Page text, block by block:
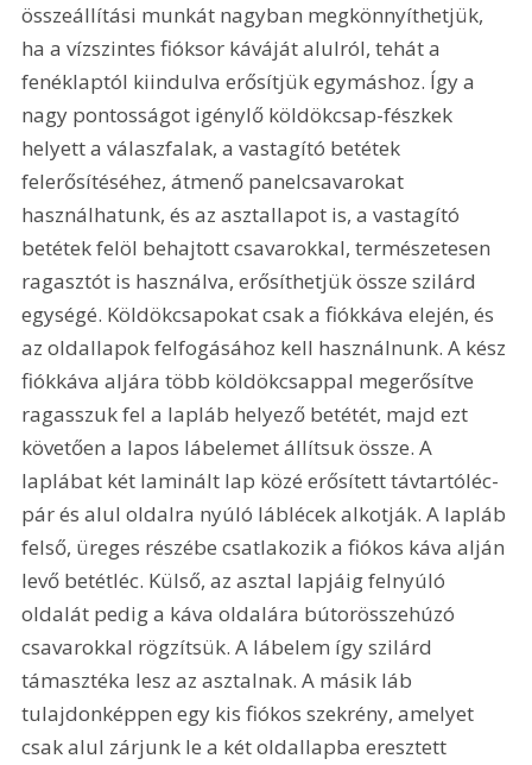
összeállítási munkát nagyban megkönnyíthetjük,
ha a vízszintes fióksor káváját alulról, tehát a
fenéklaptól kiindulva erősítjük egymáshoz. Így a
nagy pontosságot igénylő köldökcsap-fészkek
helyett a válaszfalak, a vastagító betétek
felerősítéséhez, átmenő panelcsavarokat
használhatunk, és az asztallapot is, a vastagító
betétek felöl behajtott csavarokkal, természetesen
ragasztót is használva, erősíthetjük össze szilárd
egységé. Köldökcsapokat csak a fiókkáva elején, és
az oldallapok felfogásához kell használnunk. A kész
fiókkáva aljára több köldökcsappal megerősítve
ragasszuk fel a lapláb helyező betétét, majd ezt
követően a lapos lábelemet állítsuk össze. A
laplábat két laminált lap közé erősített távtartóléc-
pár és alul oldalra nyúló láblécek alkotják. A lapláb
felső, üreges részébe csatlakozik a fiókos káva alján
levő betétléc. Külső, az asztal lapjáig felnyúló
oldalát pedig a káva oldalára bútorösszehúzó
csavarokkal rögzítsük. A lábelem így szilárd
támasztéka lesz az asztalnak. A másik láb
tulajdonképpen egy kis fiókos szekrény, amelyet
csak alul zárjunk le a két oldallapba eresztett